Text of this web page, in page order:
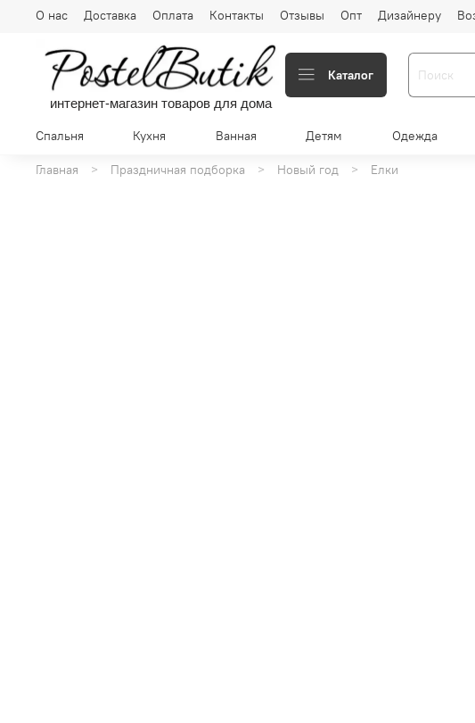
О нас Доставка Оплата Контакты Отзывы Опт Дизайнеру
интернет-магазин товаров для дома
Каталог
Спальня Кухня Ванная Детям Одежда
Главная Праздничная подборка Новый год Елки